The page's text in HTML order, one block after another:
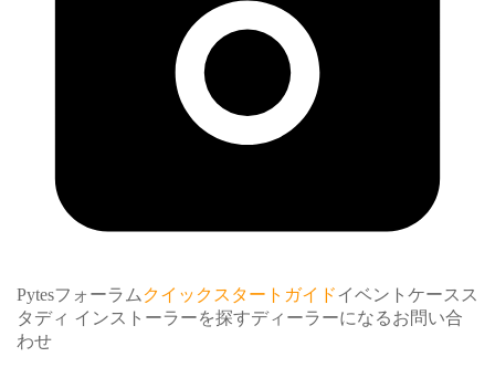
Pytesフォーラム クイックスタートガイドイベント ケースス
タディ インストーラーを探すディーラーになるお問い合
わせ